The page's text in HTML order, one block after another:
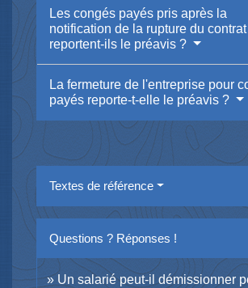
Les congés payés pris après la
notification de la rupture du contrat
reportent-ils le préavis ?
La fermeture de l'entreprise pour
payés reporte-t-elle le préavis ?
Textes de référence
Questions ? Réponses !
Un salarié peut-il démissionner